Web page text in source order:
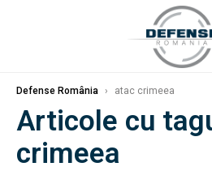
Defense România › atac crimeea
Articole cu
crimeea